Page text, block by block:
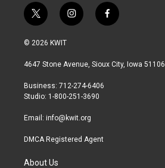
t
w
i
t
r
i
n
a
r
a
f
a
b
© 2026 KWIT
4647 Stone Avenue, Sioux City, Iowa 51106
Business: 712-274-6406
Studio: 1-800-251-3690
Email: info@kwit.org
DMCA Registered Agent
About Us